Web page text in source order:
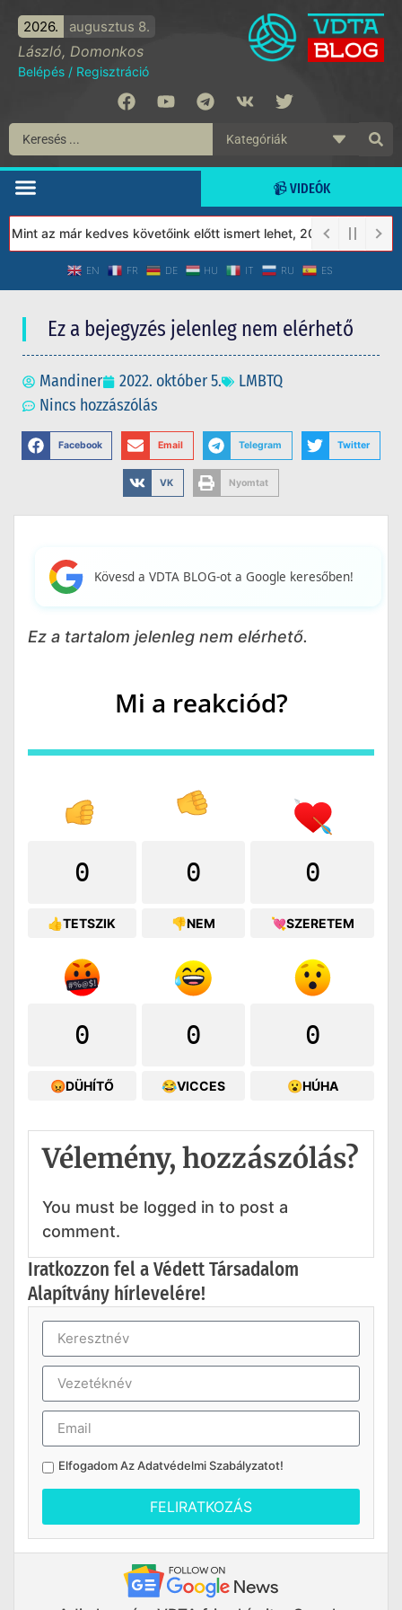
2026. augusztus 8.
László, Domonkos
Belépés / Regisztráció
📹 VIDEÓK
az már kedves követőink előtt ismert lehet, 2023-tól a Védett
EN FR DE HU IT RU ES
Ez a bejegyzés jelenleg nem elérhető
Mandiner 2022. október 5.
LMBTQ
Nincs hozzászólás
Facebook Email Telegram Twitter
VK Nyomtat
Kövesd a VDTA BLOG-ot a Google keresőben!
Ez a tartalom jelenleg nem elérhető.
Mi a reakciód?
0
👍TETSZIK
0
👎NEM
0
💘SZERETEM
0
😡DÜHÍTŐ
0
😂VICCES
0
😮HÚHA
Vélemény, hozzászólás?
You must be logged in to post a
comment.
Iratkozzon fel a Védett Társadalom
Alapítvány hírlevelére!
Elfogadom AzAdatvédelmi Szabályzatot!
FELIRATKOZÁS